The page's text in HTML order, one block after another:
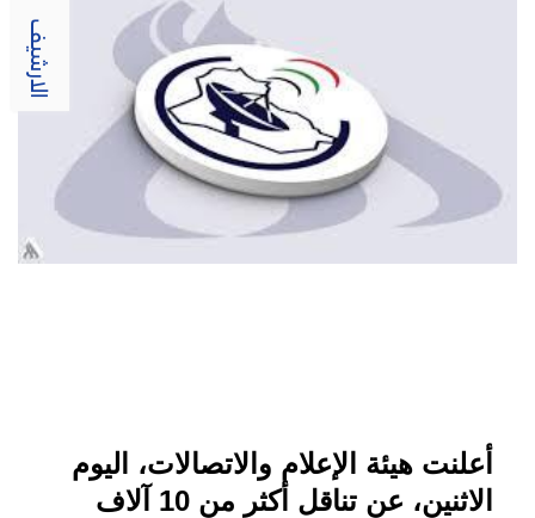
الارشيف
أعلنت هيئة الإعلام والاتصالات، اليوم
الاثنين، عن تناقل أكثر من 10 آلاف